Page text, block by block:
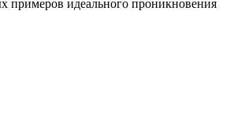
примеров идеального проникновения